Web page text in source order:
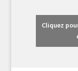
Cliquez